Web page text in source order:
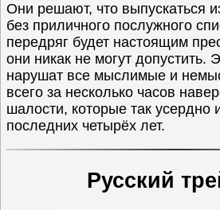
Они решают, что выпускаться
без приличного послужного
передряг будет настоящим
они никак не могут допустить.
нарушат все мыслимые и
всего за несколько часов
шалости, которые так усердно
последних четырёх лет.
Русский